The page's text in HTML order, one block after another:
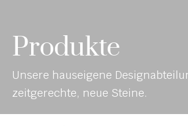
Produkte
Unsere hauseigene
zeitgerechte, neue Steine.